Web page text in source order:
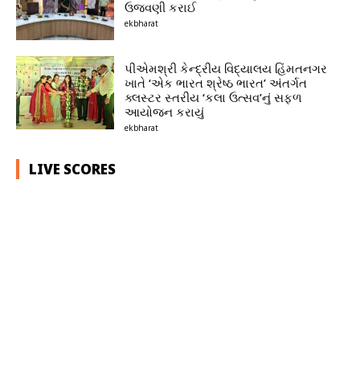
ઉજવણી કરાઈ
ekbharat
પીએમશ્રી કેન્દ્રીય વિદ્યાલય હિંમતનગર
ખાતે ‘એક ભારત શ્રેષ્ઠ ભારત’ અંતર્ગત
ક્લસ્ટર સ્તરીય ‘કલા ઉત્સવ’નું સફળ
આયોજન કરાયું
ekbharat
LIVE SCORES